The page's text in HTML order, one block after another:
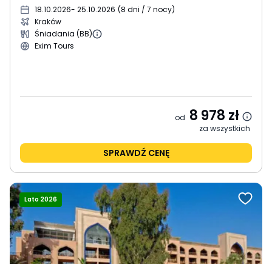
18.10.2026- 25.10.2026 (8 dni / 7 nocy)
Kraków
Śniadania (BB)
Exim Tours
od 8 978 zł
za wszystkich
SPRAWDŹ CENĘ
Lato 2026